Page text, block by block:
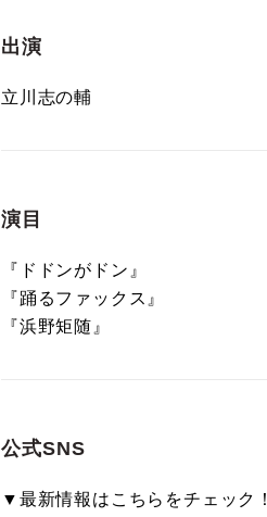
出演
立川志の輔
演目
『ドドンがドン』
『踊るファックス』
『浜野矩随』
公式SNS
▼最新情報はこちらをチェック！